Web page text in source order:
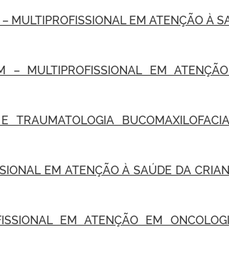
MULTIPROFISSIONAL EM ATENÇÃO À
– MULTIPROFISSIONAL EM
EM ATENÇÃO À SAÚDE DA
EM ATENÇÃO EM